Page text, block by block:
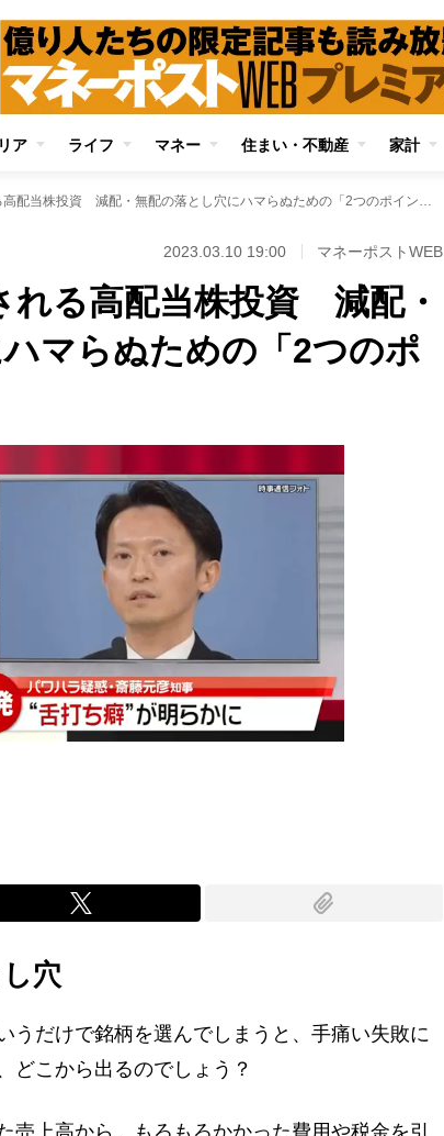
ア ライフ マネー 住まい・不動産 家計
新NISAでも注目される高配当株投資 減配・無配の落とし穴にハマらぬための「2つのポイント」
2023.03.10 19:00 マネーポストWEB
れる高配当株投資 減配・
マらぬための「2つのポ
穴
だけで銘柄を選んでしまうと、手痛い失敗に
どこから出るのでしょう？